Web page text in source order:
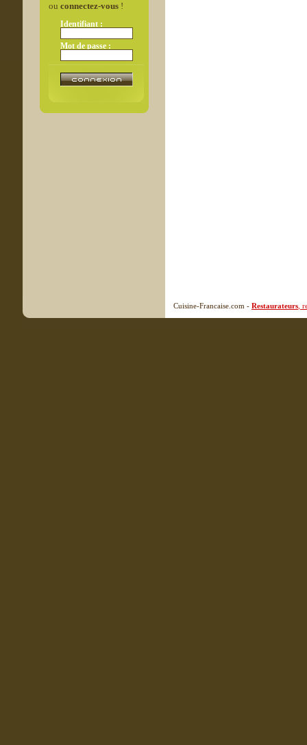
ou connectez-vous!
Identifiant :
Mot de passe :
Cuisine-Francaise.com - Restaurateurs ,